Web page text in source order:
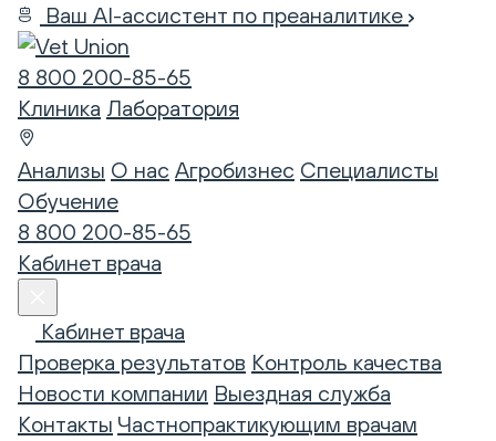
Ваш AI-ассистент по преаналитике
8 800 200-85-65
Клиника Лаборатория
Анализы О нас Агробизнес Специалисты
Обучение
8 800 200-85-65
Кабинет врача
Кабинет врача
Проверка результатов Контроль качества
Новости компании Выездная служба
Контакты Частнопрактикующим врачам